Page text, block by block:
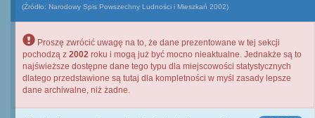
(Źródło: Narodowy Spis Powszechny Ludności i Mieszkań 2002)
Proszę zwrócić uwagę na to, że dane prezentowane w tej sekcji
pochodzą z 2002 roku i mogą już być mocno nieaktualne. Jednakże są to
najświeższe dostępne dane tego typu dla miejscowości statystycznych
dlatego przedstawione są tutaj dla kompletności w myśl zasady lepsze
dane archiwalne, niż żadne.